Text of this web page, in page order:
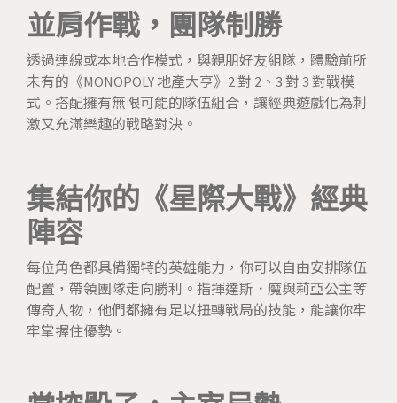
並肩作戰，團隊制勝
透過連線或本地合作模式，與親朋好友組隊，體驗前所
未有的《MONOPOLY 地產大亨》2 對 2、3 對 3 對戰模
式。搭配擁有無限可能的隊伍組合，讓經典遊戲化為刺
激又充滿樂趣的戰略對決。
集結你的《星際大戰》經典
陣容
每位角色都具備獨特的英雄能力，你可以自由安排隊伍
配置，帶領團隊走向勝利。指揮達斯．魔與莉亞公主等
傳奇人物，他們都擁有足以扭轉戰局的技能，能讓你牢
牢掌握住優勢。